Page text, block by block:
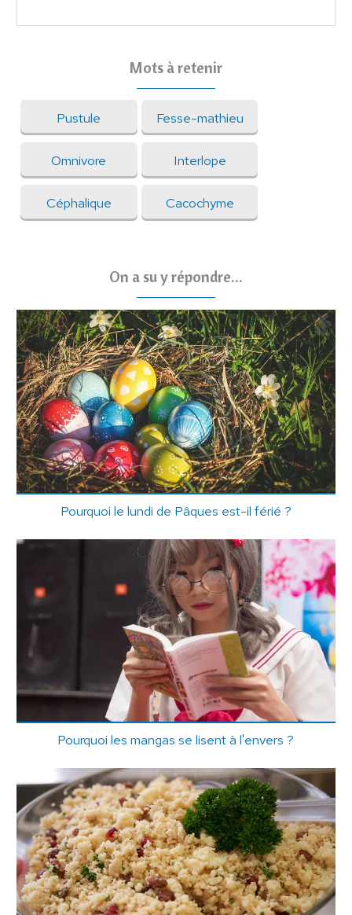
Mots à retenir
Pustule Fesse-mathieu
Omnivore Interlope
Céphalique Cacochyme
On a su y répondre...
Pourquoi le lundi de Pâques est-il férié ?
Pourquoi les mangas se lisent à l'envers ?